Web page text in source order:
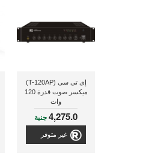
إى تى سى (T-120AP)
ميكسر صوت قدرة 120
وات
4,275.0جنية
غير متوفر